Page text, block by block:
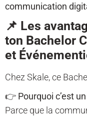
communication
📌 Les
ton Bachelor
et
Chez Skale, ce
👉 Pourquoi c’est
Parce que la